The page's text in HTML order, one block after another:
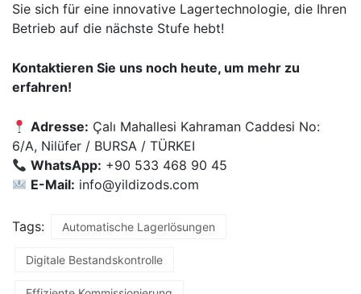
Sie sich für eine innovative Lagertechnologie, die Ihren
Betrieb auf die nächste Stufe hebt!
Kontaktieren Sie uns noch heute, um mehr zu
erfahren!
Adresse: Çalı Mahallesi Kahraman Caddesi No:
6/A, Nilüfer / BURSA / TÜRKEI
WhatsApp: +90 533 468 90 45
E-Mail: info@yildizods.com
Tags: Automatische Lagerlösungen
Digitale Bestandskontrolle